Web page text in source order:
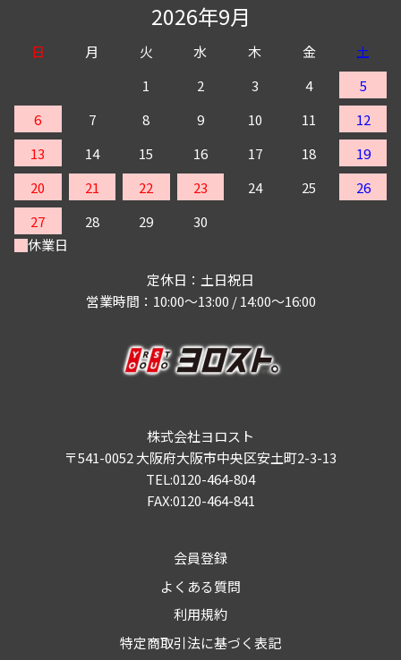
2026年9月
日 月 火 水 木 金
土
1
2 3 4
5
6
7 8 9 10 11
12
13
14 15 16 17 18
19
20
21 22 23 24 25
26
27
28 29
30
休業日
定休日：土日祝日
営業時間：10:00～13:00 / 14:00～16:00
株式会社ヨロスト
〒541-0052 大阪府大阪市中央区安土町2-3-13
TEL:0120-464-804
FAX:0120-464-841
会員登録
よくある質問
利用規約
特定商取引法に基づく表記